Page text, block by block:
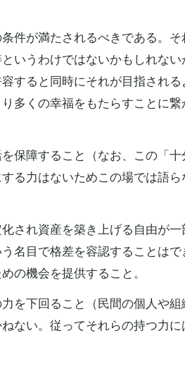
件が満たされるべきである。
いうわけではないかもしれな
すると同時にそれが目指される
多くの幸福をもたらすことに繋
保障すること（なお、この「
る力はないためこの場では語ら
され資産を築き上げる自由が
名目で格差を容認することはで
の機会を提供すること。
を下回ること（民間の個人や
ない。従ってそれらの持つ力に